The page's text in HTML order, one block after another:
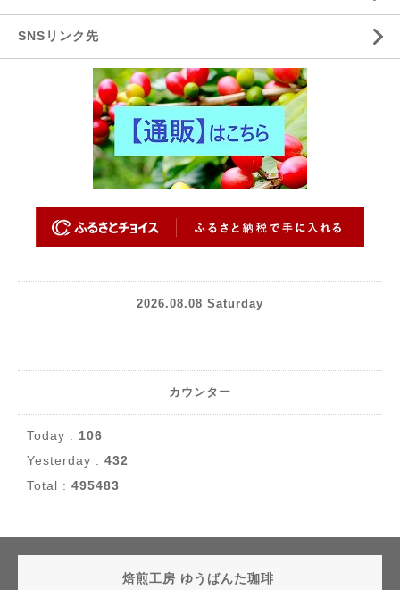
SNSリンク先
2026.08.08 Saturday
カウンター
Today : 106
Yesterday : 432
Total : 495483
焙煎工房 ゆうばんた珈琲